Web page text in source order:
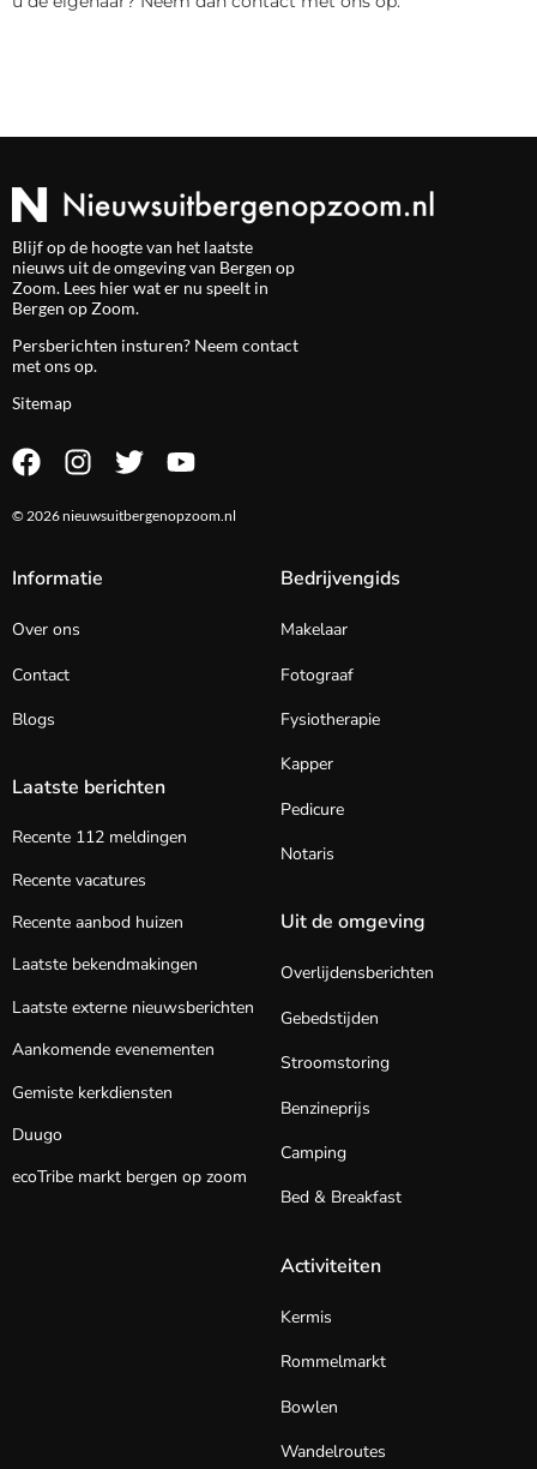
Blijf op de hoogte van het laatste
nieuws uit de omgeving van Bergen op
Zoom. Lees hier wat er nu speelt in
Bergen op Zoom.
Persberichten insturen? Neem contact
met ons op.
Sitemap
© 2026 nieuwsuitbergenopzoom.nl
Informatie
Over ons
Contact
Blogs
Laatste berichten
Recente 112 meldingen
Recente vacatures
Recente aanbod huizen
Laatste bekendmakingen
Laatste externe nieuwsberichten
Aankomende evenementen
Gemiste kerkdiensten
Duugo
ecoTribe markt bergen op zoom
Bedrijvengids
Makelaar
Fotograaf
Fysiotherapie
Kapper
Pedicure
Notaris
Uit de omgeving
Overlijdensberichten
Gebedstijden
Stroomstoring
Benzineprijs
Camping
Bed & Breakfast
Activiteiten
Kermis
Rommelmarkt
Bowlen
Wandelroutes